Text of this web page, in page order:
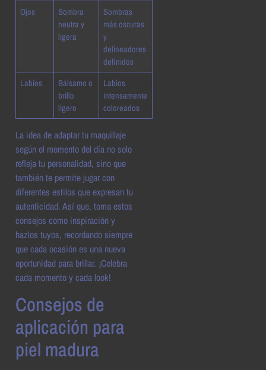
Ojos
Sombra
neutra y
ligera
Sombras
más oscuras
y
delineadores
definidos
Labios
Bálsamo o
brillo
ligero
Labios
intensamente
coloreados
La idea de adaptar tu maquillaje
según el momento del día no solo
refleja tu personalidad, sino que
también te permite jugar con
diferentes estilos que expresan tu
autenticidad. Así que, toma estos
consejos como inspiración y
hazlos tuyos, recordando siempre
que cada ocasión es una nueva
oportunidad para brillar. ¡Celebra
cada momento y cada look!
Consejos de
aplicación para
piel madura